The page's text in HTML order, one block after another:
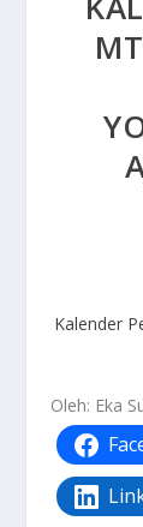
Kalender
Oleh: Eka